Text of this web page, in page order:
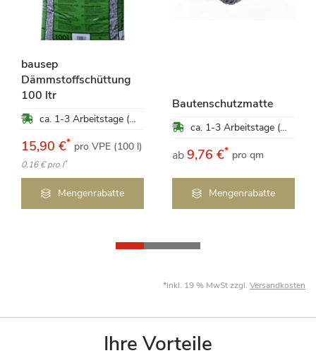
bausep
Dämmstoffschüttung
100 ltr
ca. 1-3 Arbeitstage (Mo-Fr)
15,90 €* pro VPE (100 l)
0,16 €pro l*
Mengenrabatte
Bautenschutzmatte
ca. 1-3 Arbeitstage (Mo-Fr)
ab9,76 €* pro qm
Mengenrabatte
*inkl. 19 % MwSt zzgl. Versandkosten
Ihre Vorteile